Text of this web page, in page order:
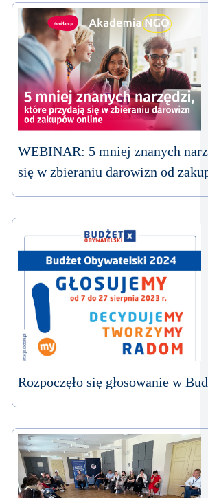
WEBINAR: 5 mniej znanych
się w zbieraniu darowizn od
Rozpoczęło się głosowanie w